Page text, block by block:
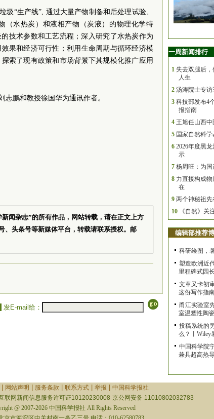
圾“生产线”, 通过大量产物制备和后处理试验、
（水热炭）和液相产物（炭液）的物理化学特
技术参数和工艺流程；深入研究了水热炭作为
果和经济可行性；利用生命周期与循环经济模
索了现有政策和市场背景下其规模化推广应用
志鹏和教授徐国华为通讯作者。
闻杂志”的所有作品，网站转载，请在正文上方
、头条号等新媒体平台，转载请联系授权。邮
发E-mail给：
一周新闻排行
1 失去双腿后
人生
2 汤涛院士专
3 科技部发布4
报指南
4 王旭任山西
5 国家自然科
6 2026年度黑
示
7 杨周旺：为国
8 力直接构成
在
9 两个神秘祖
10
《自然》关
编辑部推荐
科研绘图，
塑造欧洲近
里程碑式园长
文章又卡初
这份写作指
甬江实验室
室温塑性陶
投稿系统的
么？丨Wiley
中国科学院
兼具超高热
网站声明 服务条款 联系方式| 举报
中国科学报社
联网新闻信息服务许可证10120230008 京公网安备 11010802032783
@ 2007-2026 中国科学报社 All Rights Reserved